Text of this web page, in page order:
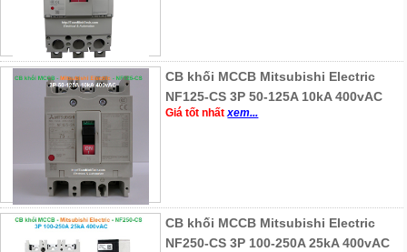
CB khối MCCB Mitsubishi Electric
NF125-CS 3P 50-125A 10kA 400vAC
Giá tốt nhấtxem...
CB khối MCCB Mitsubishi Electric
NF250-CS 3P 100-250A 25kA 400vAC